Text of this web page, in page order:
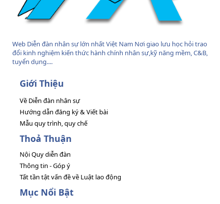
Web Diễn đàn nhân sự lớn nhất Việt Nam Nơi giao lưu học hỏi trao
đổi kinh nghiệm kiến thức hành chính nhân sự,kỹ năng mềm, C&B,
tuyển dụng....
Giới Thiệu
Về Diễn đàn nhân sự
Hướng dẫn đăng ký & Viết bài
Mẫu quy trình, quy chế
Thoả Thuận
Nội Quy diễn đàn
Thông tin - Góp ý
Tất tần tật vấn đề về Luật lao động
Mục Nổi Bật